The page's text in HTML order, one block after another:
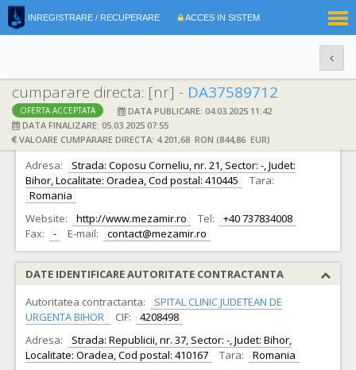
INREGISTRARE / RECUPERARE ACCES IN SISTEM
cumparare directa: [nr] - DA37589712
OFERTA ACCEPTATA
DATA PUBLICARE: 04.03.2025 11:42
DATA FINALIZARE: 05.03.2025 07:55
VALOARE CUMPARARE DIRECTA: 4.201,68 RON (844,86 EUR)
DATE IDENTIFICARE OFERTANT
Ofertant: S.C. MEZAMIR S.R.L. CIF: 23871623
Adresa:
Strada: Coposu Corneliu, nr. 21, Sector: -, Judet:
Bihor, Localitate: Oradea, Cod postal: 410445
Tara:
Romania
Website:
http://www.mezamir.ro Tel:
+40 737834008
Fax:
- E-mail: contact@mezamir.ro
DATE IDENTIFICARE AUTORITATE CONTRACTANTA
Autoritatea contractanta:
SPITAL CLINIC JUDETEAN DE
URGENTA BIHOR
CIF:
4208498
Adresa:
Strada: Republicii, nr. 37, Sector: -, Judet: Bihor,
Localitate: Oradea, Cod postal: 410167
Tara:
Romania